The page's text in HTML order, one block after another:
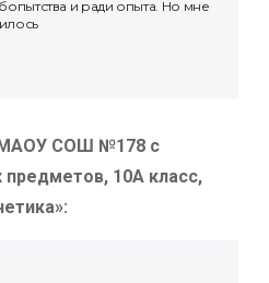
и ради опыта. Но мне
МАОУ СОШ №178 с
10А класс,